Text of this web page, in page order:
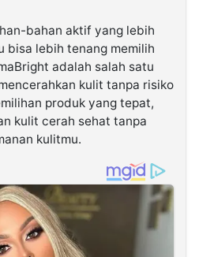
bahan aktif yang lebih
bisa lebih tenang memilih
adalah salah satu
kulit tanpa risiko
produk yang tepat,
kulit cerah sehat tanpa
kulitmu.